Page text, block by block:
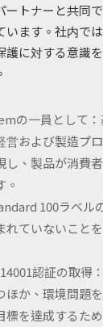
ートナーと共同
います。社内で
護に対する意識
の一員として
営および製造プ
し、製品が消費
。
100ラベル
れていないこと
認証の取得
ほか、環境問題
標を達成するた